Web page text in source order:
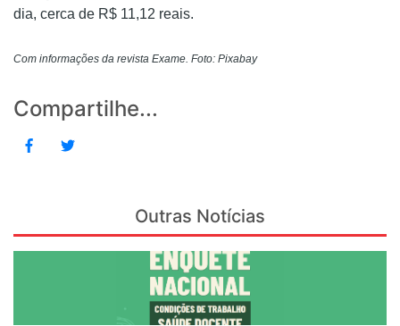
dia, cerca de R$ 11,12 reais.
Com informações da revista Exame. Foto: Pixabay
Compartilhe...
Outras Notícias